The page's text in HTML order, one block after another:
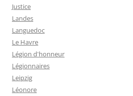
Justice
Landes
Languedoc
Le Havre
Légion d'honneur
Légionnaires
Leipzig
Léonore